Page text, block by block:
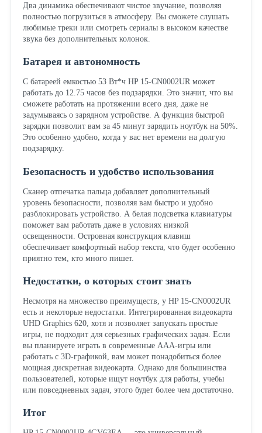
Два динамика обеспечивают чистое звучание, позволяя
полностью погрузиться в атмосферу. Вы сможете слушать
любимые треки или смотреть сериалы в высоком качестве
звука без дополнительных колонок.
Батарея и автономность
С батареей емкостью 53 Вт*ч HP 15-CN0002UR может
работать до 12.75 часов без подзарядки. Это значит, что вы
сможете работать на протяжении всего дня, даже не
задумываясь о зарядном устройстве. А функция быстрой
зарядки позволит вам за 45 минут зарядить ноутбук на 50%.
Это особенно удобно, когда у вас нет времени на долгую
подзарядку.
Безопасность и удобство использования
Сканер отпечатка пальца добавляет дополнительный
уровень безопасности, позволяя вам быстро и удобно
разблокировать устройство. А белая подсветка клавиатуры
поможет вам работать даже в условиях низкой
освещенности. Островная конструкция клавиш
обеспечивает комфортный набор текста, что будет особенно
приятно тем, кто много пишет.
Недостатки, о которых стоит знать
Несмотря на множество преимуществ, у HP 15-CN0002UR
есть и некоторые недостатки. Интегрированная видеокарта
UHD Graphics 620, хотя и позволяет запускать простые
игры, не подходит для серьезных графических задач. Если
вы планируете играть в современные AAA-игры или
работать с 3D-графикой, вам может понадобиться более
мощная дискретная видеокарта. Однако для большинства
пользователей, которые ищут ноутбук для работы, учебы
или повседневных задач, этого будет более чем достаточно.
Итог